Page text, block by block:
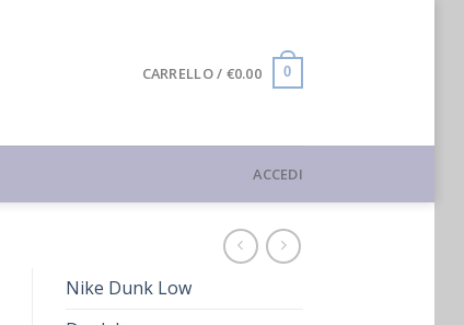
CARRELLO / €0.00 0
ACCEDI
Nike Dunk Low